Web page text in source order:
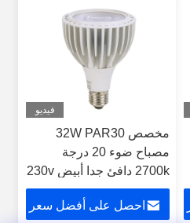
فيديو
مخصص 32W PAR30
مصباح ضوء 20 درجة
2700k دافئ جدا أبيض 230v
غير قابل للتخفيف
احصل على أفضل سعر